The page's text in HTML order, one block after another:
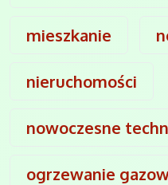
mieszkanie
nieruchomości
nowoczesne
ogrzewanie